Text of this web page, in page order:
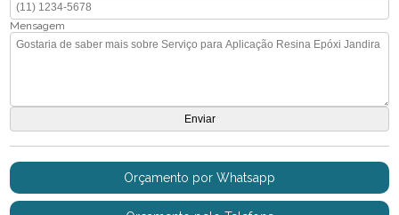
Mensagem
Orçamento por Whatsapp